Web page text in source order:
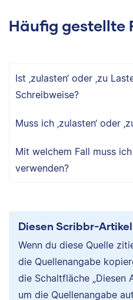
Häufig gestellte
Ist ‚zulasten‘ oder ‚zu
Schreibweise?
Muss ich ‚zulasten‘ oder
Mit welchem Fall muss ich
verwenden?
Diesen Scribbr-
Wenn du diese Quelle
die Quellenangabe
die Schaltfläche „Diesen
um die Quellenangabe